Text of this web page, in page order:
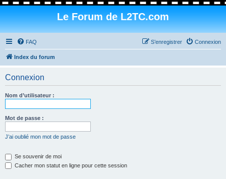
Le Forum de L2TC.com
FAQ Connexion
S’enregistrer
Index du forum
Connexion
Nom d’utilisateur :
Mot de passe :
J’ai oublié mon mot de passe
Se souvenir de moi
Cacher mon statut en ligne pour cette session